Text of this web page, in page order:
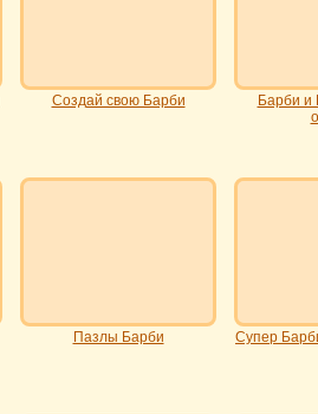
Создай свою Барби
Барби и
Пазлы Барби Супер